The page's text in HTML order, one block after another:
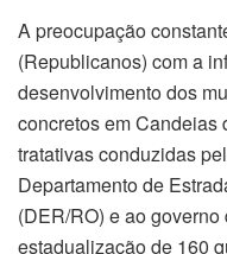
A preocupação
(Republicanos) com a
desenvolvimento dos
concretos em Candeias
tratativas conduzidas
Departamento de
(DER/RO) e ao
estadualização de 160